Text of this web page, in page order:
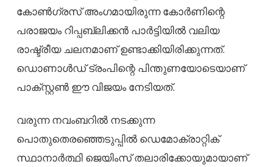
കോൺഗ്രസ് അംഗമായിരുന്ന കോർണിന്റെ
പരാജയം റിപ്പബ്ലിക്കൻ പാർട്ടിയിൽ വലിയ
രാഷ്ട്രീയ ചലനമാണ് ഉണ്ടാക്കിയിരിക്കുന്നത്.
ഡൊണാൾഡ് ട്രംപിന്റെ പിന്തുണയോടെയാണ്
പാക്സ്റ്റൺ ഈ വിജയം നേടിയത്.
വരുന്ന നവംബറിൽ നടക്കുന്ന
പൊതുതെരഞ്ഞെടുപ്പിൽ ഡെമോക്രാറ്റിക്
സ്ഥാനാർത്ഥി ജെയിംസ് തലാരിക്കോയുമായാണ്